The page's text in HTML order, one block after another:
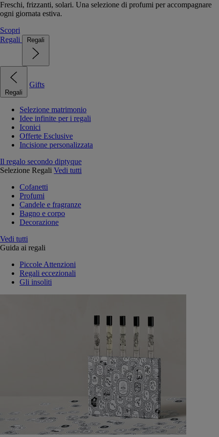
Freschi, frizzanti, solari. Una selezione di profumi per accompagnare
ogni giornata estiva.
Scopri
Regali
Regali
Regali
Gifts
Selezione matrimonio
Idee infinite per i regali
Iconici
Offerte Esclusive
Incisione personalizzata
Il regalo secondo diptyque
Selezione Regali Vedi tutti
Cofanetti
Profumi
Candele e fragranze
Bagno e corpo
Decorazione
Vedi tutti
Guida ai regali
Piccole Attenzioni
Regali eccezionali
Gli insoliti